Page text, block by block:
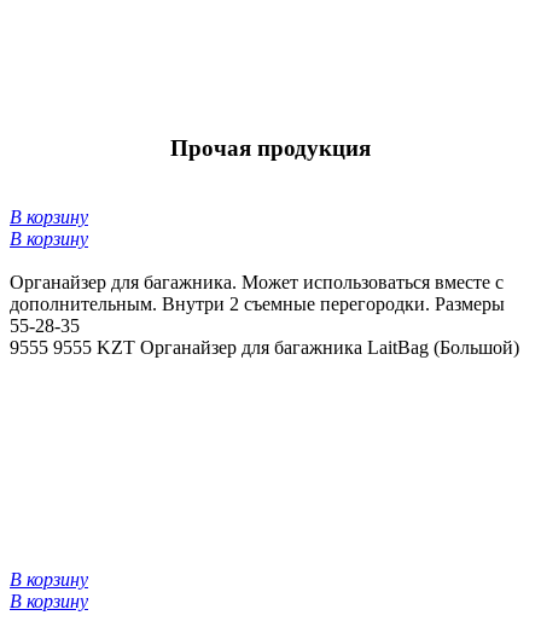
Прочая продукция
В корзину
В корзину
Органайзер для багажника. Может использоваться вместе с
дополнительным. Внутри 2 съемные перегородки. Размеры
55-28-35
9555 9555 KZT Органайзер для багажника LaitBag (Большой)
В корзину
В корзину